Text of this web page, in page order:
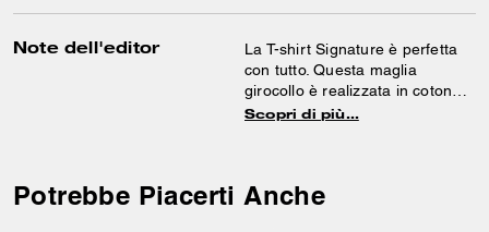
Note dell'editor
La T-shirt Signature è perfetta
con tutto. Questa maglia
girocollo è realizzata in cotone
organico per una sensazione
Scopri di più…
Potrebbe Piacerti Anche